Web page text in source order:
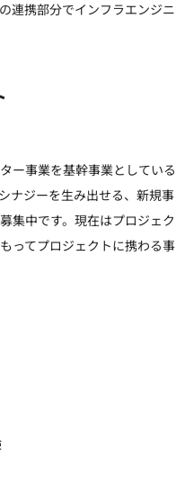
連携部分でインフラエンジニ
ー事業を基幹事業としている
ナジーを生み出せる、新規事
集中です。現在はプロジェク
ってプロジェクトに携わる事